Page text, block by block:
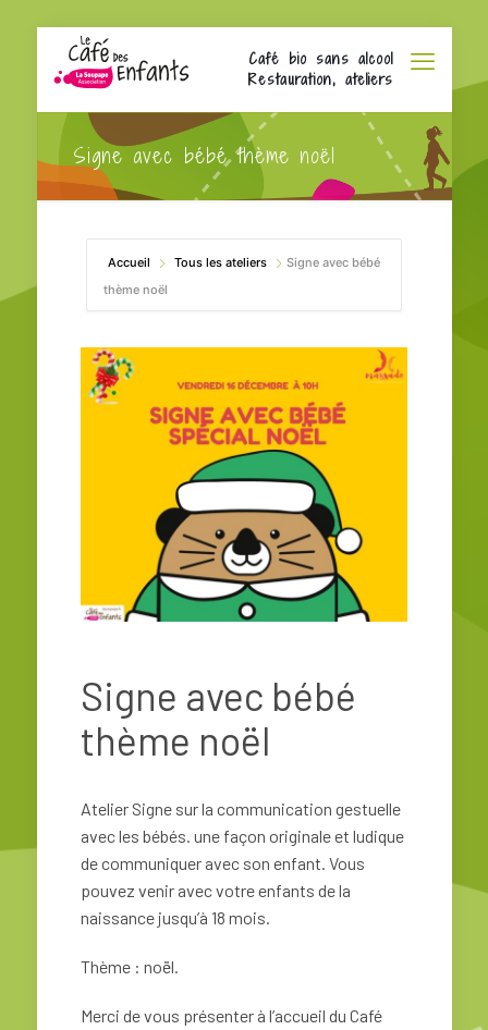
Café bio sans alcool
Restauration, ateliers
Signe avec bébé thème noël
Accueil Tous les ateliers
Signe avec bébé
thème noël
Signe avec bébé
thème noël
Atelier Signe sur la communication gestuelle
avec les bébés. une façon originale et ludique
de communiquer avec son enfant. Vous
pouvez venir avec votre enfants de la
naissance jusqu’à 18 mois.
Thème : noël.
Merci de vous présenter à l’accueil du Café